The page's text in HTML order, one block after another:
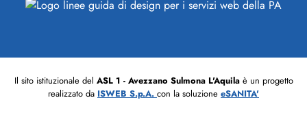
Il sito istituzionale del ASL 1 - Avezzano Sulmona L'Aquilaè un progetto
realizzato da ISWEB S.p.A. con la soluzione eSANITA'